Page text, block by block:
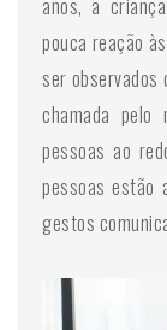
anos, a
pouca reação
ser observados
chamada pelo
pessoas ao
pessoas estão
gestos